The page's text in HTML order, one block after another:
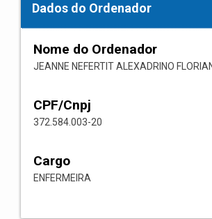
Dados do Ordenador
Nome do Ordenador
JEANNE NEFERTIT ALEXADRINO
CPF/Cnpj
372.584.003-20
Cargo
ENFERMEIRA